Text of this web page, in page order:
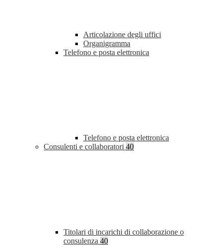
Articolazione degli uffici
Organigramma
Telefono e posta elettronica
Telefono e posta elettronica
Consulenti e collaboratori 40
Titolari di incarichi di collaborazione o
consulenza 40